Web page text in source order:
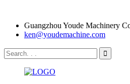
Guangzhou Youde Machinery
ken@youdemachine.com